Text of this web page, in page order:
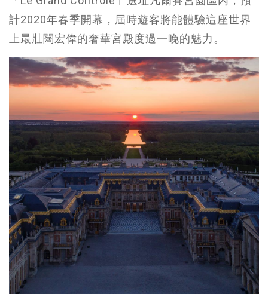
計2020年春季開幕，屆時遊客將能體驗這座世界
上最壯闊宏偉的奢華宮殿度過一晚的魅力。